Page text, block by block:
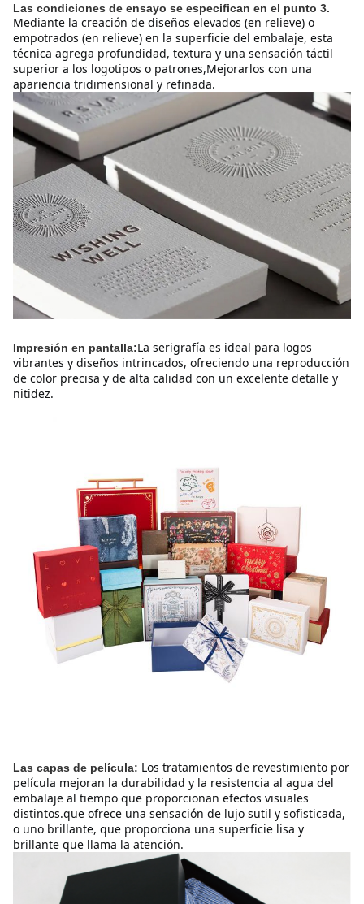
Las condiciones de ensayo se especifican en el punto 3.
Mediante la creación de diseños elevados (en relieve) o
empotrados (en relieve) en la superficie del embalaje, esta
técnica agrega profundidad, textura y una sensación táctil
superior a los logotipos o patrones,Mejorarlos con una
apariencia tridimensional y refinada.
Impresión en pantalla:La serigrafía es ideal para logos
vibrantes y diseños intrincados, ofreciendo una reproducción
de color precisa y de alta calidad con un excelente detalle y
nitidez.
Las capas de película: Los tratamientos de revestimiento por
película mejoran la durabilidad y la resistencia al agua del
embalaje al tiempo que proporcionan efectos visuales
distintos.que ofrece una sensación de lujo sutil y sofisticada,
o uno brillante, que proporciona una superficie lisa y
brillante que llama la atención.